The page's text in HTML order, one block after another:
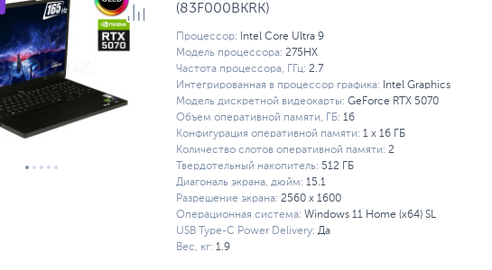
(83F000BKRK)
Процессор:
Intel Core Ultra 9
Модель процессора: 275HX
Частота процессора, ГГц: 2.7
Интегрированная в процессор графика:
Intel Graphics
Модель дискретной видеокарты: GeForce RTX 5070
Объем оперативной памяти, ГБ: 16
Конфигурация оперативной памяти: 1 х 16 ГБ
Количество слотов оперативной памяти: 2
Твердотельный накопитель: 512 ГБ
Диагональ экрана, дюйм: 15.1
Разрешение экрана: 2560 x 1600
Операционная система: Windows 11 Home (x64) SL
USB Type-C Power Delivery: Да
Вес, кг: 1.9